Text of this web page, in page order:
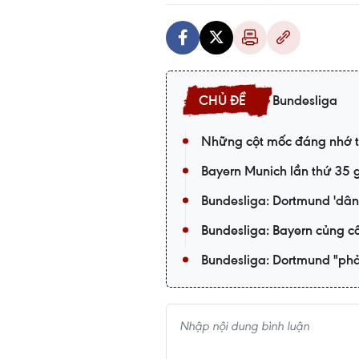
Bundesliga
Những cột mốc đáng nhớ
Bayern Munich lần thứ 35
Bundesliga: Dortmund
Bundesliga: Bayern củng
Bundesliga: Dortmund